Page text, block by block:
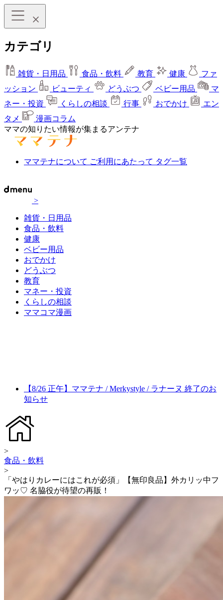
カテゴリ
雑貨・日用品 食品・飲料 教育 健康
ファ
ッション
ビューティ どうぶつ ベビー用品
マ
ネー・投資
くらしの相談 行事 おでかけ
エン
タメ
漫画コラム
ママの知りたい情報が集まるアンテナ
ママテナについて ご利用にあたって タグ一覧
>
雑貨・日用品
食品・飲料
健康
ベビー用品
おでかけ
どうぶつ
教育
マネー・投資
くらしの相談
ママコマ漫画
【8/26 正午】ママテナ / Merkystyle / ラナーヌ 終了のお
知らせ
>
食品・飲料
>
「やはりカレーにはこれが必須」【無印良品】外カリッ中フ
ワッ♡ 名脇役が待望の再販！